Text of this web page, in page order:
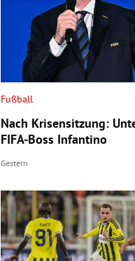
Fußball
Nach Krisensitzung:
FIFA-Boss Infantino
Gestern